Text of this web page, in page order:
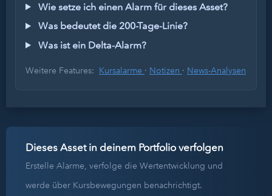
Wie setze ich einen Alarm für dieses Asset?
Was bedeutet die 200-Tage-Linie?
Was ist ein Delta-Alarm?
Weitere Features: Kursalarme · Notizen · News-Analysen
Dieses Asset in deinem Portfolio verfolgen
Erstelle Alarme, verfolge die Wertentwicklung und
werde über Kursbewegungen benachrichtigt.